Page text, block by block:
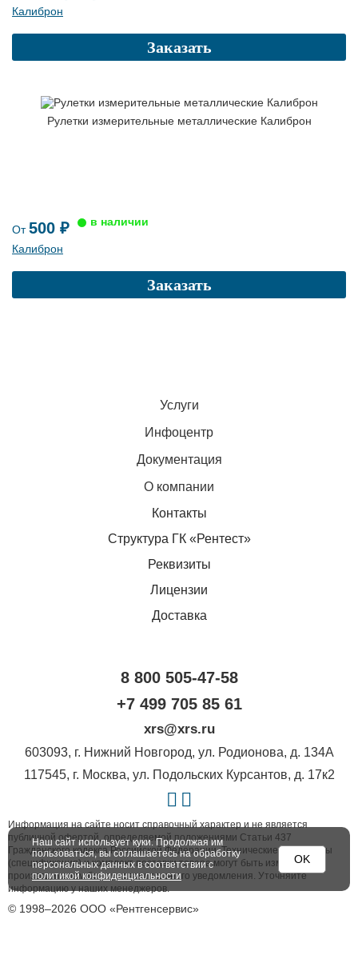
Калиброн
Заказать
Рулетки измерительные металлические Калиброн
От500 ₽
Калиброн
Заказать
Услуги
Инфоцентр
Документация
О компании
Контакты
Структура ГК «Рентест»
Реквизиты
Лицензии
Доставка
8 800 505-47-58
+7 499 705 85 61
xrs@xrs.ru
603093, г. Нижний Новгород, ул. Родионова, д. 134А
117545, г. Москва, ул. Подольских Курсантов, д. 17к2
Информация на сайте носит справочный характер и не является
публичной офертой, определяемой положениями Статьи 437
Гражданского кодекса Российской Федерации. Технические параметры
(спецификация) и комплект поставки товара могут быть изменены
производителем без предварительного уведомления. Уточняйте
информацию у наших менеджеров.
© 1998–2026 ООО «Рентгенсервис»
Наш сайт использует куки. Продолжая им
пользоваться, вы соглашаетесь на обработку
персональных данных в соответствии с
политикой конфиденциальности
OK